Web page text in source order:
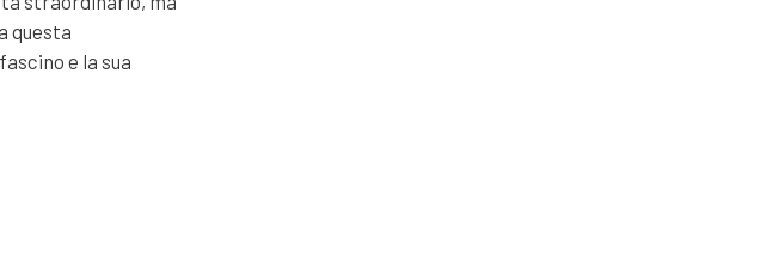
questa
e la sua